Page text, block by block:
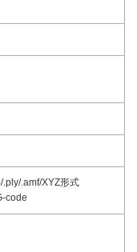
.ply/.amf/XYZ形式
code